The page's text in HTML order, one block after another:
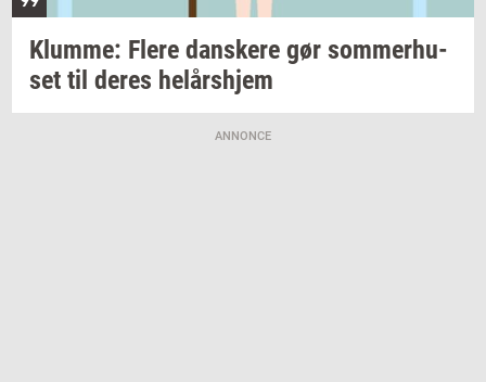
Klum­me: Flere dan­ske­re gør som­mer­hu­
set til deres helårs­hjem
ANNONCE